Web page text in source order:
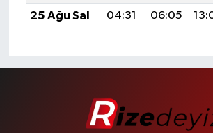
25 Ağu Sal
04:31 06:05